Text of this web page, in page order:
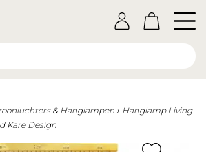
& Hanglampen
Hanglamp Living
Kare Design